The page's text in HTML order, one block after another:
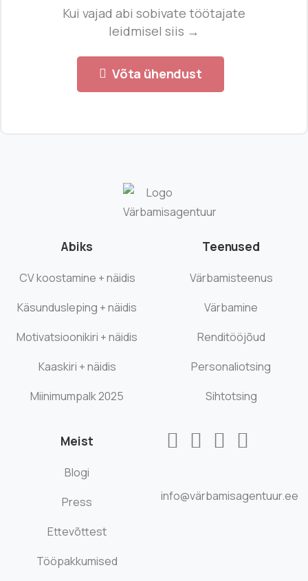
Kui vajad abi sobivate töötajate
leidmisel siis →
Võta ühendust
Abiks
CV koostamine + näidis
Käsundusleping + näidis
Motivatsioonikiri + näidis
Kaaskiri + näidis
Miinimumpalk 2025
Teenused
Värbamisteenus
Värbamine
Renditööjõud
Personaliotsing
Sihtotsing
Meist
Blogi
Press
Ettevõttest
Tööpakkumised
info@värbamisagentuur.ee